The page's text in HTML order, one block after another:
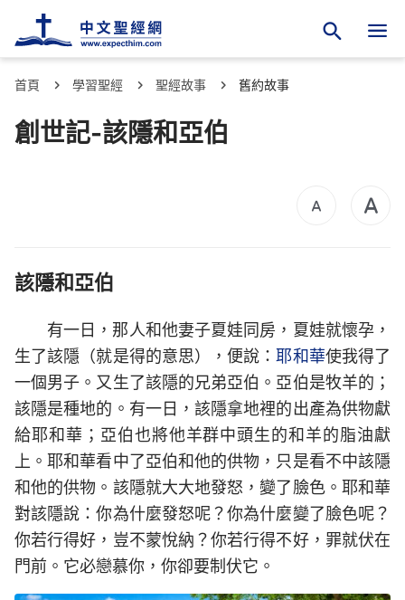
首頁 學習聖經 聖經故事 舊約故事
創世記-該隱和亞伯
該隱和亞伯
有一日，那人和他妻子夏娃同房，夏娃就懷孕，
生了該隱（就是得的意思），便說：耶和華使我得了
一個男子。又生了該隱的兄弟亞伯。亞伯是牧羊的；
該隱是種地的。有一日，該隱拿地裡的出產為供物獻
給耶和華；亞伯也將他羊群中頭生的和羊的脂油獻
上。耶和華看中了亞伯和他的供物，只是看不中該隱
和他的供物。該隱就大大地發怒，變了臉色。耶和華
對該隱說：你為什麼發怒呢？你為什麼變了臉色呢？
你若行得好，豈不蒙悅納？你若行得不好，罪就伏在
門前。它必戀慕你，你卻要制伏它。